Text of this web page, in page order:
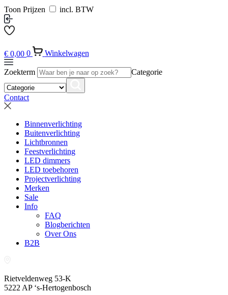
Toon Prijzen incl. BTW
€ 0,00 0 Winkelwagen
Zoekterm Categorie
Contact
Binnenverlichting
Buitenverlichting
Lichtbronnen
Feestverlichting
LED dimmers
LED toebehoren
Projectverlichting
Merken
Sale
Info
FAQ
Blogberichten
Over Ons
B2B
Rietveldenweg 53-K
5222 AP ‘s-Hertogenbosch